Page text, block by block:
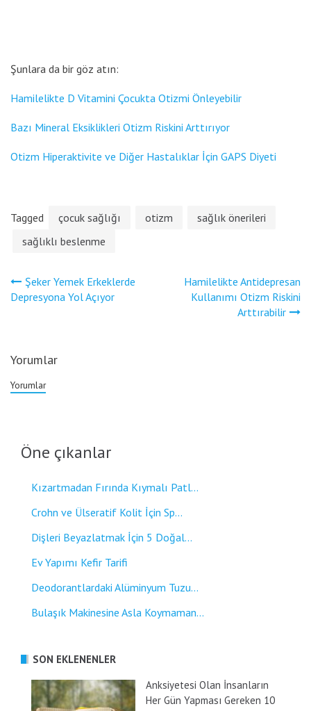
Şunlara da bir göz atın:
Hamilelikte D Vitamini Çocukta Otizmi Önleyebilir
Bazı Mineral Eksiklikleri Otizm Riskini Arttırıyor
Otizm Hiperaktivite ve Diğer Hastalıklar İçin GAPS Diyeti
Tagged çocuk sağlığı otizm
sağlık önerileri
sağlıklı beslenme
Yazı
gezinmesi
Şeker Yemek Erkeklerde
Depresyona Yol Açıyor
Hamilelikte Antidepresan
Kullanımı Otizm Riskini
Arttırabilir
Yorumlar
Yorumlar
Öne çıkanlar
Kızartmadan Fırında Kıymalı Patl...
Crohn ve Ülseratif Kolit İçin Sp...
Dişleri Beyazlatmak İçin 5 Doğal...
Ev Yapımı Kefir Tarifi
Deodorantlardaki Alüminyum Tuzu...
Bulaşık Makinesine Asla Koymaman...
SON EKLENENLER
Anksiyetesi Olan İnsanların
Her Gün Yapması Gereken 10